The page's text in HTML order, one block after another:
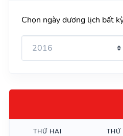
Chọn ngày dương lịch bất
THỨ HAI THỨ